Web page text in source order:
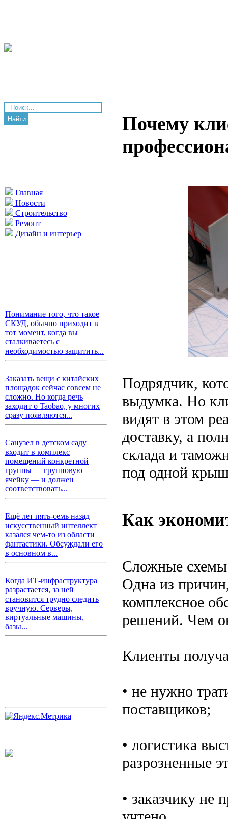
Найти
Главная
Новости
Строительство
Ремонт
Дизайн и интерьер
Понимание того, что такое
СКУД, обычно приходит в
тот момент, когда вы
сталкиваетесь с
необходимостью защитить...
Заказать вещи с китайских
площадок сейчас совсем не
сложно. Но когда речь
заходит о Taobao, у многих
сразу появляются...
Санузел в детском саду
входит в комплекс
помещений конкретной
группы — групповую
ячейку — и должен
соответствовать...
Ещё лет пять-семь назад
искусственный интеллект
казался чем-то из области
фантастики. Обсуждали его
в основном в...
Когда ИТ-инфраструктура
разрастается, за ней
становится трудно следить
вручную. Серверы,
виртуальные машины,
базы...
Почему
Подрядчик,
выдумка. Но
видят в этом
доставку, а
склада и
под одной
Как
Сложные схемы
Одна из
комплексное
решений. Чем
Клиенты
• не нужно
поставщиков;
• логистика
разрозненные
• заказчику не